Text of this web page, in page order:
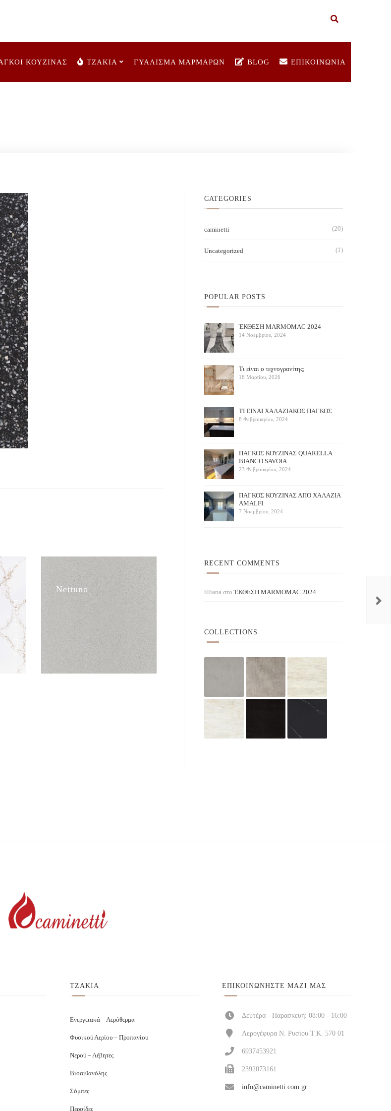
ΚΟΥΖΙΝΑΣ ΤΖΑΚΙΑ ΓΥΑΛΙΣΜΑ ΜΑΡΜΑΡΩΝ BLOG ΕΠΙΚΟΙΝΩΝΙΑ
BELENCO / ΛΕΥΚΑ
Nettuno Symphony Grey
CAESARSTONE / ΓΚΡΙ
CATEGORIES
caminetti (20)
Uncategorized (1)
POPULAR POSTS
ΈΚΘΕΣΗ ΜARMOMAC 2024
14 Νοεμβρίου, 2024
Τι είναι ο τεχνογρανίτης;
18 Μαρτίου, 2026
ΤΙ ΕΙΝΑΙ ΧΑΛΑΖΙΑΚΟΣ ΠΑΓΚΟΣ
8 Φεβρουαρίου, 2024
ΠΑΓΚΟΣ ΚΟΥΖΙΝΑΣ QUARELLA
BIANCO SAVOIA
23 Φεβρουαρίου, 2024
ΠAΓΚΟΣ ΚΟΥΖΙΝΑΣ ΑΠΟ ΧΑΛΑΖΙΑ
AMALFI
7 Νοεμβρίου, 2024
RECENT COMMENTS
illiana στοΈΚΘΕΣΗ ΜARMOMAC 2024
COLLECTIONS
ΤΖΑΚΙΑ
Ενεργειακά – Αερόθερμα
Φυσικού Αερίου – Προπανίου
Νερού – Λέβητες
Βιοαιθανόλης
Σόμπες
Περσίδες
ΕΠΙΚΟΙΝΩΝΉΣΤΕ ΜΑΖΊ ΜΑΣ
Δευτέρα - Παρασκευή: 08:00 - 16:00
Αερογέφυρα Ν. Ρυσίου Τ.Κ. 570 01
6937453921
2392073161
info@caminetti.com.gr